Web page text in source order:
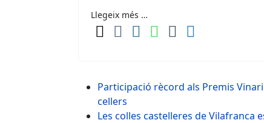
Llegeix més …
Participació rècord als Premis
cellers
Les colles castelleres de Vilafranca